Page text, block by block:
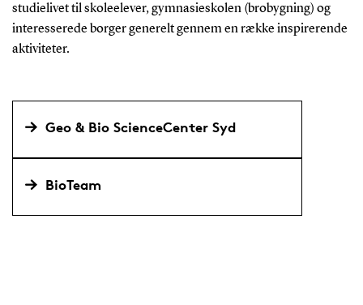
studielivet til skoleelever, gymnasieskolen (brobygning) og
interesserede borger generelt gennem en række inspirerende
aktiviteter.
Geo & Bio ScienceCenter Syd
BioTeam